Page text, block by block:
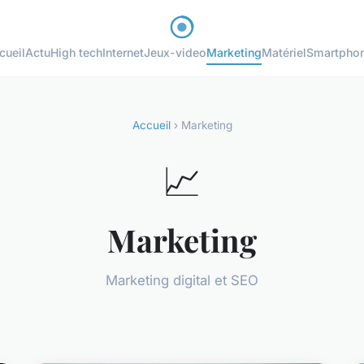
ActuHigh techInternetJeux-videoMarketingMatériel
Accueil› Marketing
📈
Marketing
Marketing digital et SEO